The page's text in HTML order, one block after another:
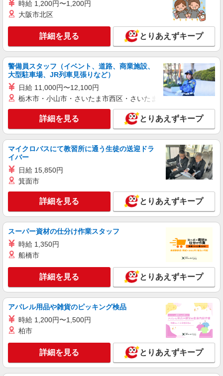
紹介予定派遣
【ワイモバイル】の店舗スタッフ
時給1400〜1600円（経験・能力による） ※残
業代支給 ★交通費別途支給（規定あり） ゜
+゜・。○。・゜+゜・。○。・゜+゜ 入社祝い金10
万円支給(規定有) お友達を紹介頂くと, インセンテ
ィブ支給(規定有) ★月2回払い・週払い可能（規程
有）★ ゜・。○。・゜+゜・。○。・゜+゜
愛知県稲沢市のY!mobileショップ
キープ 詳細を見る
紹介予定派遣
株式会社シエロ
【楽天モバイル】の携帯販売スタッフ
日給12000円〜 ※残業代支給 ★交通費別途支
給（規定あり） ゜+゜・。○。・゜+゜・。
○。・゜+゜ 入社祝い金10万円支給(規定有) お友達
を紹介頂くと, インセンティブ支給(規定有) ★月2
回払い・週払い可能（規程有）★ ゜・。○。・゜
+゜・。○。・゜+゜
愛知県稲沢市の楽天モバイルショップ
紹介予定派遣
株式会社シエロ
【ソフトバンク】の店舗スタッフ
時給1500円〜1600円（経験・能力による） ※
残業代支給 ★交通費別途支給（規定あり） ゜
万円支給(規定有) お友達を紹介頂くと, インセンテ
ィブ支給(規定有) ★月2回払い・週払い可能（規程
有）★ ゜・。○。・゜+゜・。○。・゜+゜
愛知県稲沢市のsoftbankショップ
キープ 詳細を見る
派遣社員
株式会社シエロ
【softbank】の携帯販売スタッフ
時給1600円〜※別途インセンティブ、職能評
価制度あり ※残業代支給 ★交通費別途支給（規定
あり） ゜+゜・。○。・゜+゜・。○。・゜+゜ 入
社祝い金10万円支給(規定有) お友達を紹介頂くと,
愛知県稲沢市のsoftbankショップ
時給 1,200円〜1,200円
大阪市北区
詳細を見る とりあえずキープ
警備員スタッフ（イベント、道路、商業施設、
大型駐車場、JR列車見張りなど）
日給 11,000円〜12,100円
栃木市・小山市・さいたま市西区・さいたま市岩槻区・久喜市・
詳細を見る とりあえずキープ
マイクロバスにて教習所に通う生徒の送迎ドラ
イバー
日給 15,850円
箕面市
詳細を見る とりあえずキープ
スーパー資材の仕分け作業スタッフ
時給 1,350円
船橋市
詳細を見る とりあえずキープ
アパレル用品や雑貨のピッキング検品
時給 1,200円〜1,500円
柏市
詳細を見る とりあえずキープ